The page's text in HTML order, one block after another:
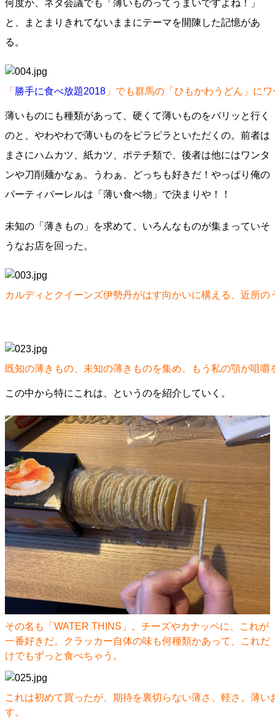
何度か、ネタ会議でも「薄いものってうまいですよね！」
と、まとまりきれてないままにテーマを開陳した記憶があ
る。
「 勝手に食べ放題2018 」でも群馬の「ひもかわうどん」に
薄いものにも種類があって、硬くて薄いものをバリッと行く
のと、やわやわで薄いものをピラピラといただくの。前者は
まさにハムカツ、紙カツ、ポテチ類で、後者は他にはワンタ
ンや刀削麺かなぁ。うわぁ、どっちも好きだ！やっぱり俺の
パーティバーレルは「薄い食べ物」で決まりや！！
未知の「薄きもの」を求めて、いろんなものが集まっていそ
うなお店を回った。
カルディとクイーンズ伊勢丹がはす向かいに構える、近所の
既知の薄きもの、未知の薄きものを集め、もう私の顎が咀嚼
この中から特にこれは、というのを紹介していく。
その名も「WATER THINS」。チーズやカナッペに、これが
一番好きだ。クラッカー自体の味も何種類かあって、これだ
けでもずっと食べちゃう。
これは初めて買ったが、期待を裏切らない薄さ、軽さ。薄い
す。